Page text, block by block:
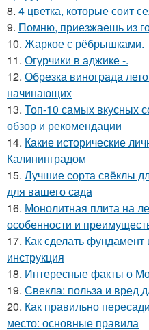
8. 4 цветка, которые соит
9. Помню, приезжаешь из
10. Жаркое с рёбрышками.
11. Огурчики в аджике -.
12. Обрезка винограда
начинающих
13. Топ-10 самых вкусных
обзор и рекомендации
14. Какие исторические
Калининградом
15. Лучшие сорта свёклы
для вашего сада
16. Монолитная плита на
особенности и
17. Как сделать
инструкция
18. Интересные факты о
19. Свекла: польза и вред
20. Как правильно
место: основные правила